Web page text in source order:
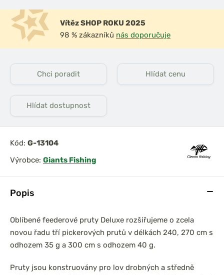
set
3,6m 3lb
DAM Prut Iconic Carp
3.60m 3.50lb Akce 1+1
Popis
Oblíbené feederové pruty Deluxe rozšiřujeme o zcela
novou řadu tří pickerových prutů v délkách 240, 270 cm s
odhozem 35 g a 300 cm s odhozem 40 g.
Pruty jsou konstruovány pro lov drobných a středně
Vítěz SHOP ROKU 2025
98 % zákazníků nás doporučuje
Chci poradit Hlídat cenu
Hlídat dostupnost
Kód: G-13104
Výrobce: Giants Fishing